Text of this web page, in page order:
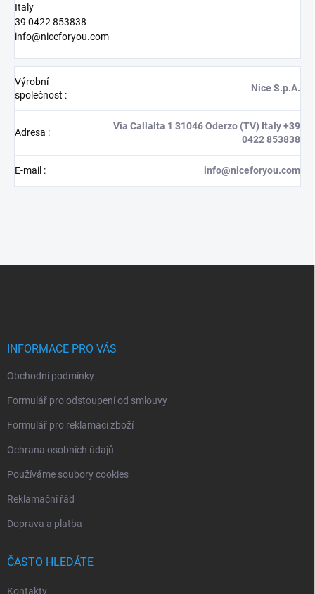
Italy
39 0422 853838
info@niceforyou.com
Výrobní
společnost :
Nice S.p.A.
Adresa :
Via Callalta 1 31046 Oderzo (TV) Italy +39
0422 853838
E-mail : info@niceforyou.com
INFORMACE PRO VÁS
Obchodní podmínky
Formulář pro odstoupení od smlouvy
Formulář pro reklamaci zboží
Ochrana osobních údajů
Používáme soubory cookies
Reklamační řád
Doprava a platba
ČASTO HLEDÁTE
Kontakty